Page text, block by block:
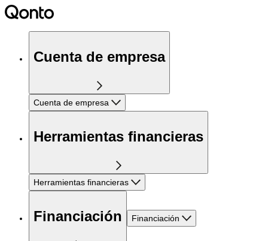
Cuenta de empresa
Cuenta de empresa
Herramientas financieras
Herramientas financieras
Financiación Financiación